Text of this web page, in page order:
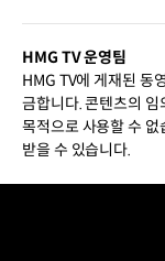
HMG TV 운영팀
HMG TV에 게재된 동
금합니다. 콘텐츠의
목적으로 사용할 수 없
받을 수 있습니다.